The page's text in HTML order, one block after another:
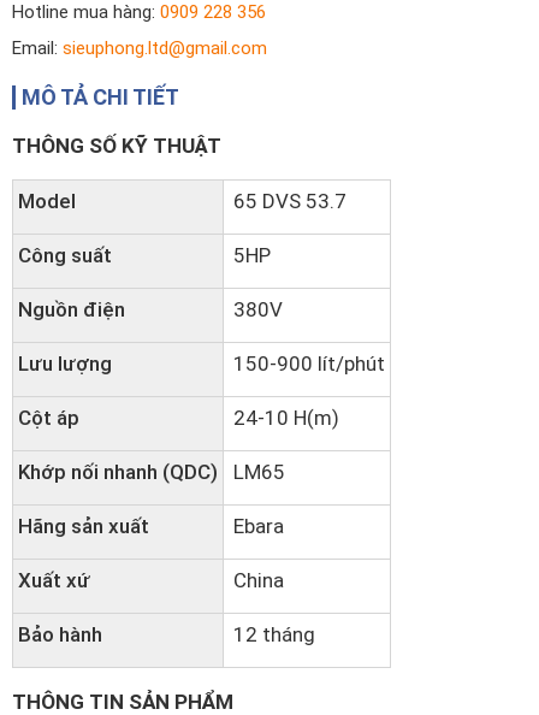
Hotline mua hàng: 0909 228 356
Email: sieuphong.ltd@gmail.com
MÔ TẢ CHI TIẾT
THÔNG SỐ KỸ THUẬT
Model 65 DVS 53.7
Công suất 5HP
Nguồn điện 380V
Lưu lượng 150-900 lít/phút
Cột áp 24-10 H(m)
Khớp nối nhanh (QDC) LM65
Hãng sản xuất Ebara
Xuất xứ China
Bảo hành 12 tháng
THÔNG TIN SẢN PHẨM